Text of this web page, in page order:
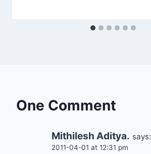
One Comment
Mithilesh Aditya. says:
2011-04-01 at 12:31 pm